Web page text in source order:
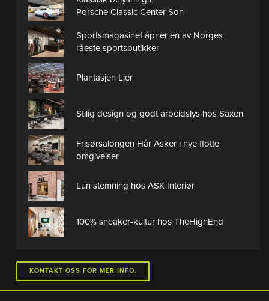
Porsche Classic Center Son
Sportsmagasinet åpner en av Norges
råeste sportsbutikker
Plantasjen Lier
Stilig design og godt arbeidslys hos Saxen
Frisørsalongen Hår Asker i nye flotte
omgivelser
Lun stemning hos ASK Interiør
100% sneaker-kultur hos TheHighEnd
KONTAKT OSS FOR MER INFO.